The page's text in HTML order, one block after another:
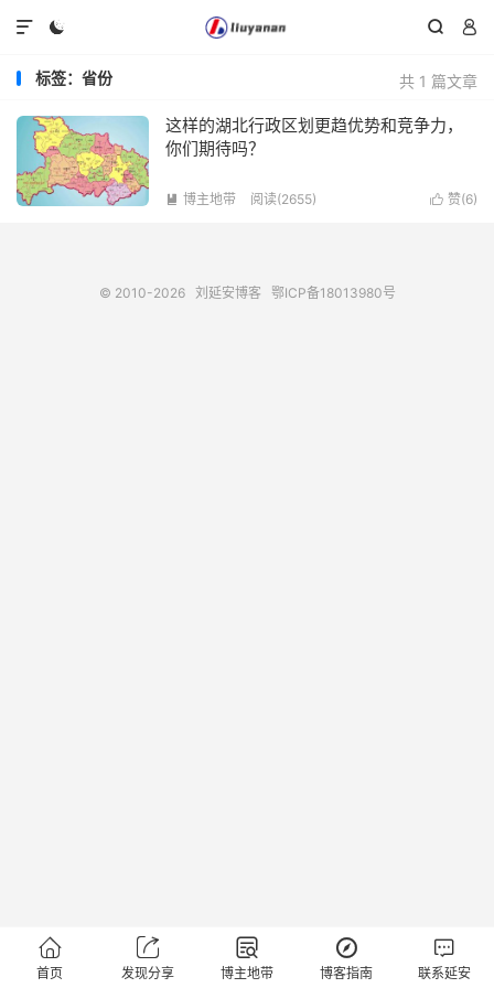
  

共 1 篇文章
标签：省份
这样的湖北行政区划更趋优势和竞争力，
你们期待吗？
 赞(6)
 博主地带 阅读(2655)
© 2010-2026 刘延安博客 鄂ICP备18013980号

首页

发现分享

博主地带

博客指南

联系延安